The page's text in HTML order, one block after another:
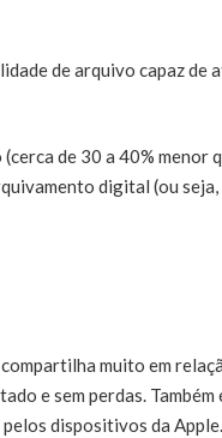
de arquivo capaz
de 30 a 40% menor
digital (ou
muito em
e sem perdas.
dispositivos da